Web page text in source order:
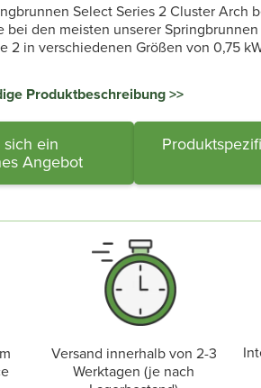
Select Series 2 Cluster Arch
bei den meisten unserer
2 in verschiedenen Größen von 0,75
Produktbeschreibung >>
ein
Angebot
Versand innerhalb von 2-3
Werktagen (je nach